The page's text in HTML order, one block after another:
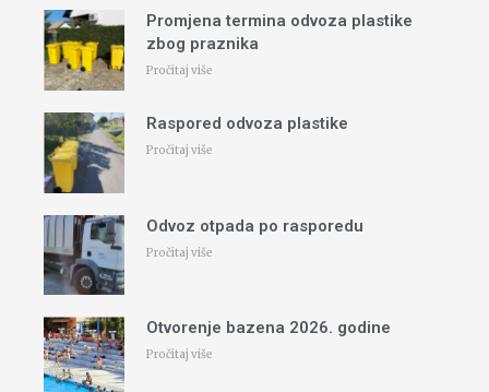
Promjena termina odvoza plastike
zbog praznika
Pročitaj više
Raspored odvoza plastike
Pročitaj više
Odvoz otpada po rasporedu
Pročitaj više
Otvorenje bazena 2026. godine
Pročitaj više